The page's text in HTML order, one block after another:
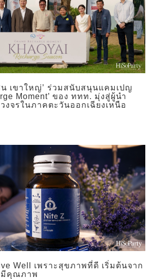
น เขาใหญ่’ ร่วมสนับสนุนแคมเปญ
Moment’ ของ ททท. มุ่งสู่ผู้นำ
งจรในภาคตะวันออกเฉียงเหนือ
Well เพราะสุขภาพที่ดี เริ่มต้นจาก
มีคุณภาพ